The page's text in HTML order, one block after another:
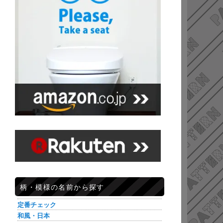
柄・模様の名前から探す
定番チェック
和風・日本